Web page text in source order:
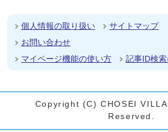
個人情報の取り扱い
サイトマップ
お問い合わせ
マイページ機能の使い方
記事ID検
Copyright (C) CHOSEI
Reserved.